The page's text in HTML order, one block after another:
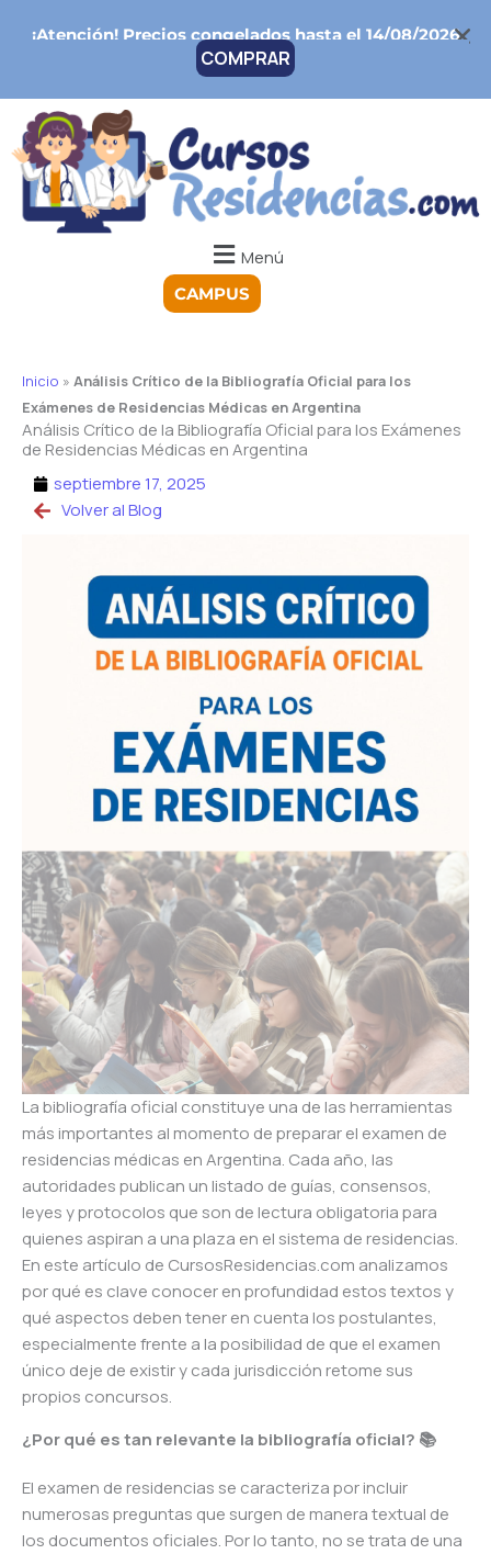
¡Atención!Precios congelados hasta el 14/08/2026
COMPRAR
Menú
CAMPUS
Inicio » Análisis Crítico de la Bibliografía Oficial para los
Exámenes de Residencias Médicas en Argentina
Análisis Crítico de la Bibliografía Oficial para los Exámenes
de Residencias Médicas en Argentina
septiembre 17, 2025
Volver al Blog
La bibliografía oficial constituye una de las herramientas
más importantes al momento de preparar el examen de
residencias médicas en Argentina. Cada año, las
autoridades publican un listado de guías, consensos,
leyes y protocolos que son de lectura obligatoria para
quienes aspiran a una plaza en el sistema de residencias.
En este artículo de CursosResidencias.com analizamos
por qué es clave conocer en profundidad estos textos y
qué aspectos deben tener en cuenta los postulantes,
especialmente frente a la posibilidad de que el examen
único deje de existir y cada jurisdicción retome sus
propios concursos.
¿Por qué es tan relevante la bibliografía oficial? 📚
El examen de residencias se caracteriza por incluir
numerosas preguntas que surgen de manera textual de
los documentos oficiales. Por lo tanto, no se trata de una